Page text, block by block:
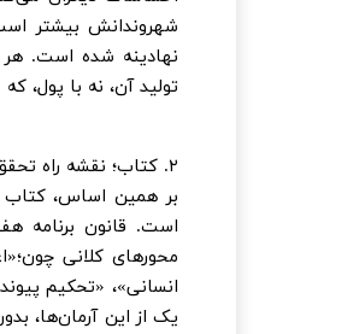
شهروندانش بیشتر
نهادینه شده است.
تولید آن، نه با پول،
۲. کتاب؛ نقشه راه تحقق برنامه هفتم پیشرفت
بر همین اساس، کتاب
است. قانون برنامه
محورهای کلانی
انسانی»، «تحکیم
یک از این آرمان‌ها،